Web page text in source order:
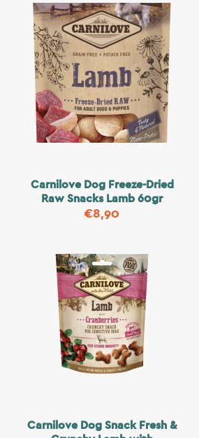
Carnilove Dog Freeze-Dried
Raw Snacks Lamb 60gr
€8,90
Carnilove Dog Snack Fresh &